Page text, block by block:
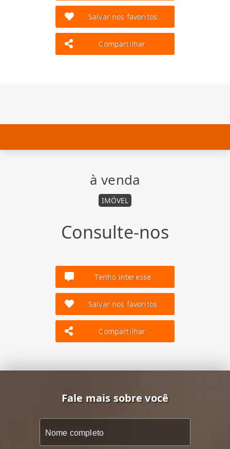
Salvar nos favoritos
Compartilhar
à venda
IMÓVEL
Consulte-nos
Tenho interesse
Salvar nos favoritos
Compartilhar
Fale mais sobre você